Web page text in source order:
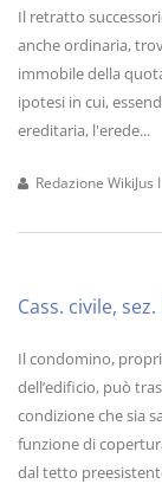
Il retratto
anche ordinaria,
immobile della
ipotesi in cui,
ereditaria, l'erede...
Redazione WikiJus I
Cass. civile,
Il condomino,
dell’edificio, può
condizione che sia
funzione di
dal tetto